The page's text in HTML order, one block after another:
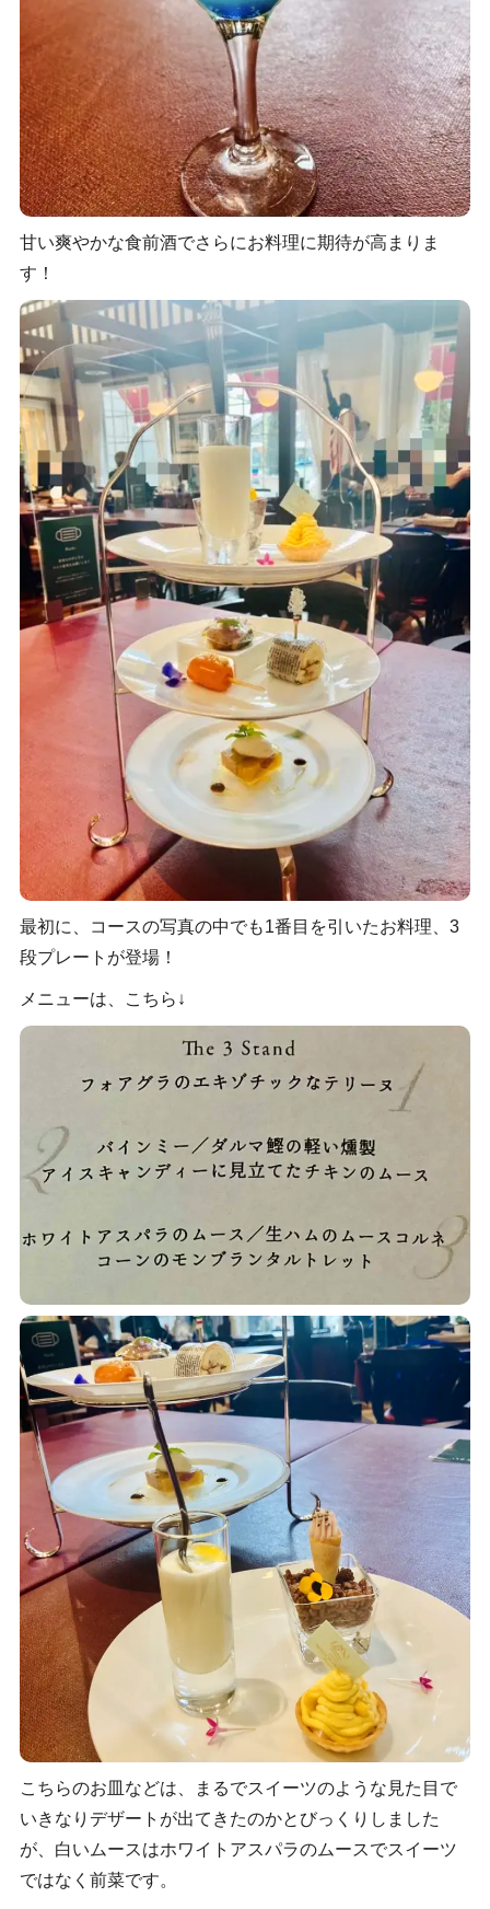
甘い爽やかな食前酒でさらにお料理に期待が高まりま
す！
最初に、コースの写真の中でも1番目を引いたお料理、3
段プレートが登場！
メニューは、こちら↓
こちらのお皿などは、まるでスイーツのような見た目で
いきなりデザートが出てきたのかとびっくりしました
が、白いムースはホワイトアスパラのムースでスイーツ
ではなく前菜です。